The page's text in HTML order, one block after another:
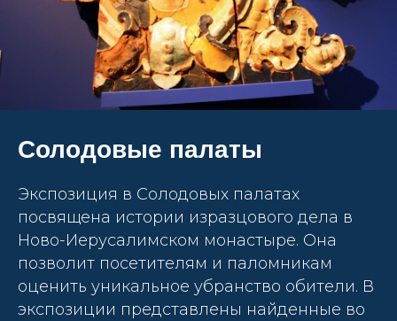
Солодовые палаты
Экспозиция в Солодовых палатах
посвящена истории изразцового дела в
Ново-Иерусалимском монастыре. Она
позволит посетителям и паломникам
оценить уникальное убранство обители. В
экспозиции представлены найденные во